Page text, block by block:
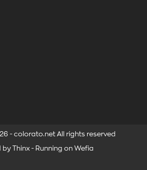
- colorato.net All rights reserved
by Thinx- Running on Wefia